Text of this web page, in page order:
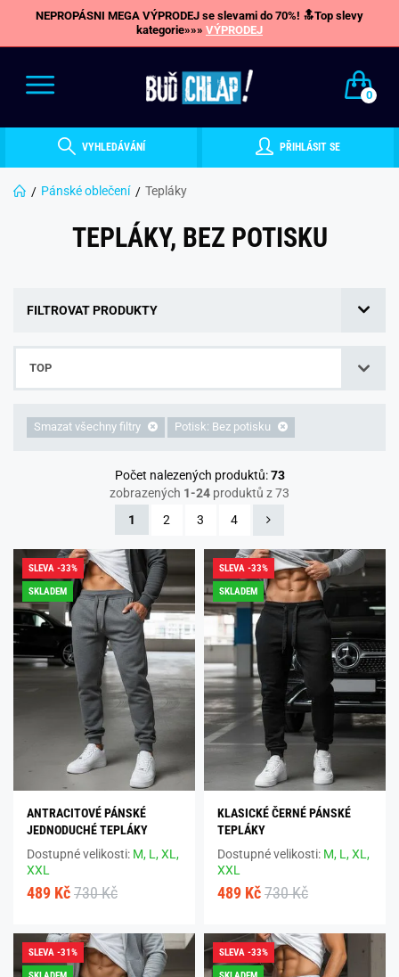
NEPROPÁSNI MEGA VÝPRODEJ se slevami do 70%! 🔝Top slevy
kategorie»»» VÝPRODEJ
0
VYHLEDÁVÁNÍ PŘIHLÁSIT SE
Pánské oblečení Tepláky
TEPLÁKY, BEZ POTISKU
FILTROVAT PRODUKTY
TOP
Smazat všechny filtry Potisk: Bez potisku
Počet nalezených produktů:73
zobrazených 1-24produktů z 73
1
2 3 4
SLEVA -33%
SKLADEM
ANTRACITOVÉ PÁNSKÉ
JEDNODUCHÉ TEPLÁKY
Dostupné velikosti: M, L,XL,
XXL
489 Kč 730 Kč
SLEVA -33%
SKLADEM
KLASICKÉ ČERNÉ PÁNSKÉ
TEPLÁKY
Dostupné velikosti: M, L,XL,
XXL
489 Kč 730 Kč
SLEVA -31%
SLEVA -33%